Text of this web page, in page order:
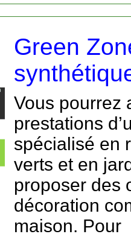
Green
Vous pourrez
prestations
spécialisé en
verts et en
proposer des
décoration
maison. Pour